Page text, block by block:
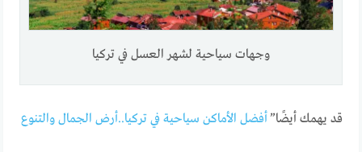
وجهات سياحية لشهر العسل في تركيا
قد يهمك أيضًا” أفضل الأماكن سياحية في تركيا..أرض الجمال والتنوع